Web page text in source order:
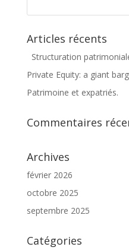
Articles récents
Structuration
Private Equity: a giant
Patrimoine et expatriés.
Commentaires
Archives
février 2026
octobre 2025
septembre 2025
Catégories